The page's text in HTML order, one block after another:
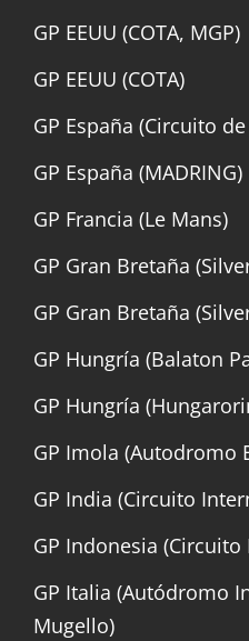
GP EEUU (COTA, MGP)
GP EEUU (COTA)
GP España (Circuito
GP España (MADRING)
GP Francia (Le Mans)
GP Gran Bretaña
GP Gran Bretaña
GP Hungría (Balaton
GP Hungría
GP Imola (Autodromo
GP India (Circuito
GP Indonesia
GP Italia (Autódromo
Mugello)